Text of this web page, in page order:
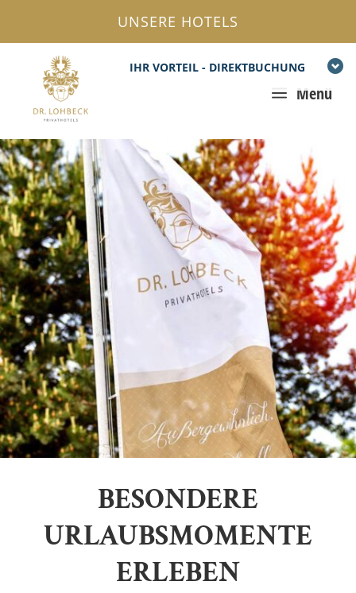
IHR VORTEIL - DIREKTBUCHUNG
a Menü
UNSERE HOTELS
BESONDERE
URLAUBSMOMENTE
ERLEBEN